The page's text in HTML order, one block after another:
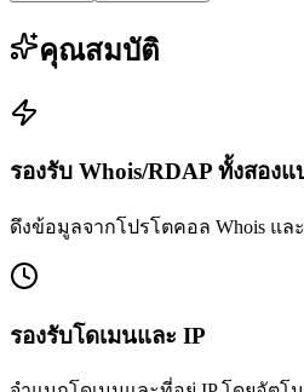
คุณสมบัติ
รองรับ Whois/RDAP ทั้งสองแ
ดึงข้อมูลจากโปรโตคอล Whois แล
รองรับโดเมนและ IP